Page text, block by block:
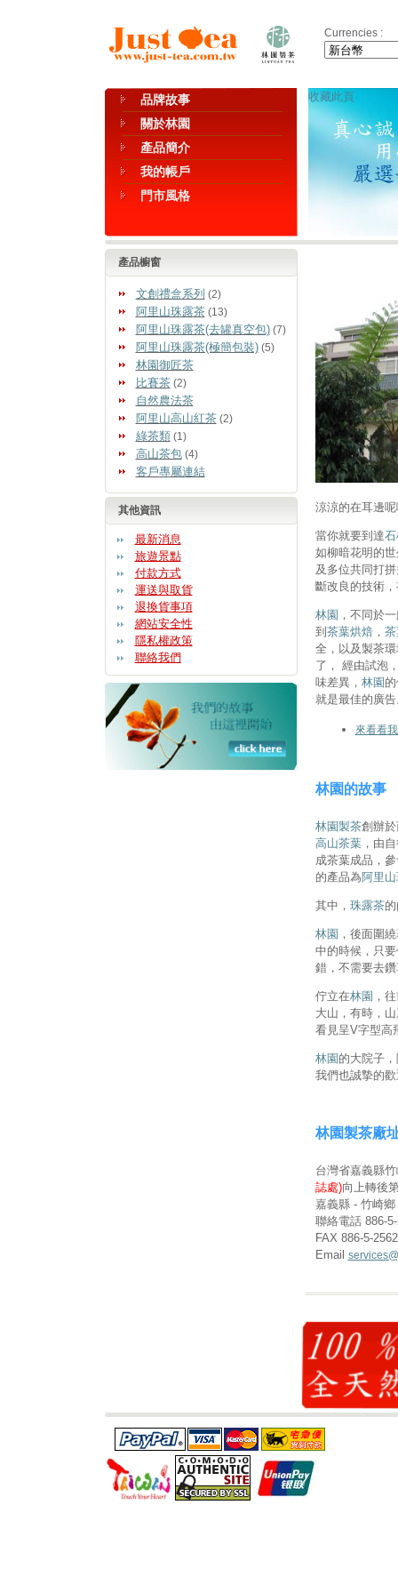
Currencies :
品牌故事
關於林園
產品簡介
我的帳戶
門市風格
收藏此頁
產品櫥窗
文創禮盒系列 (2)
阿里山珠露茶(13)
阿里山珠露茶(去罐真空包)(7)
阿里山珠露茶(極簡包裝)(5)
林園御匠茶
比賽茶(2)
自然農法茶
阿里山高山紅茶(2)
綠茶類 (1)
高山茶包(4)
客戶專屬連結
其他資訊
最新消息
旅遊景點
付款方式
運送與取貨
退換貨事項
網站安全性
隱私權政策
聯絡我們
涼涼的在耳邊
當你就要到達
如柳暗花明的
及多位共同打
斷改良的技術
林園 ，不同於
到 茶葉烘焙，
全，以及製茶
了， 經由試泡
味差異， 林園
就是最佳的廣告
來看看
林園的故事
林園製茶創辦
高山茶葉，由
成茶葉成品，
的產品為阿里
其中， 珠露茶的
林園 ，後面圍
中的時候，只
錯，不需要去
佇立在林園 ，
大山，有時，
看見呈V字型高
林園 的大院子
我們也誠摯的
林園製茶廠
台灣省嘉義縣
誌處)向上轉後
嘉義縣 - 竹崎鄉
聯絡電話 886-
FAX 886-5-
Email